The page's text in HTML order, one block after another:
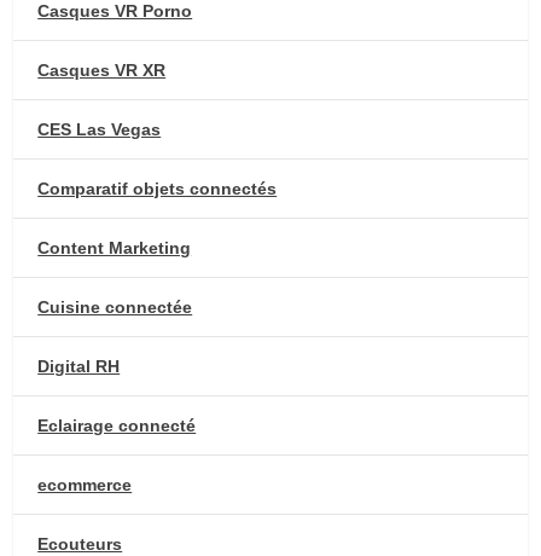
Casques VR Porno
Casques VR XR
CES Las Vegas
Comparatif objets connectés
Content Marketing
Cuisine connectée
Digital RH
Eclairage connecté
ecommerce
Ecouteurs